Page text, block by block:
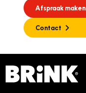
Afspraak maken
Contact